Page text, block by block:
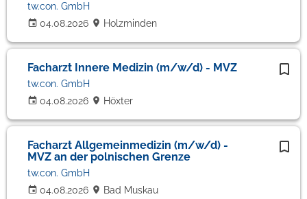
04.08.2026
tw.con. GmbH
Holzminden
Facharzt Innere Medizin (m/w/d) - MVZ
04.08.2026
tw.con. GmbH
Höxter
Facharzt Allgemeinmedizin (m/w/d) -
MVZ an der polnischen Grenze
04.08.2026
tw.con. GmbH
Bad Muskau